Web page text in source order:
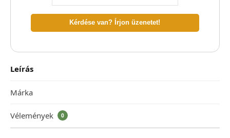
Kérdése van? Írjon üzenetet!
Leírás
Márka
Vélemények 0